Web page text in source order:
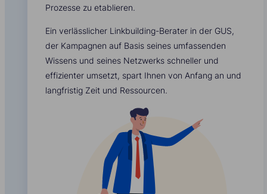
Prozesse zu etablieren.
Ein verlässlicher Linkbuilding-Berater in der GUS,
der Kampagnen auf Basis seines umfassenden
Wissens und seines Netzwerks schneller und
effizienter umsetzt, spart Ihnen von Anfang an und
langfristig Zeit und Ressourcen.